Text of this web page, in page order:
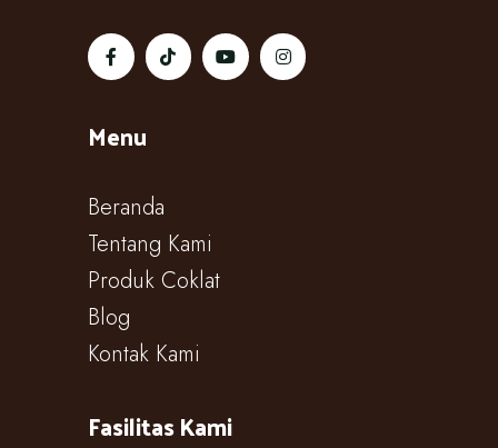
Menu
Beranda
Tentang Kami
Produk Coklat
Blog
Kontak Kami
Fasilitas Kami